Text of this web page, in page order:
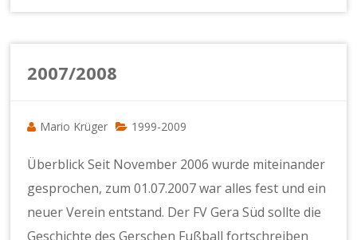
2007/2008
Mario Krüger 1999-2009
Überblick Seit November 2006 wurde miteinander
gesprochen, zum 01.07.2007 war alles fest und ein
neuer Verein entstand. Der FV Gera Süd sollte die
Geschichte des Gerschen Fußball fortschreiben